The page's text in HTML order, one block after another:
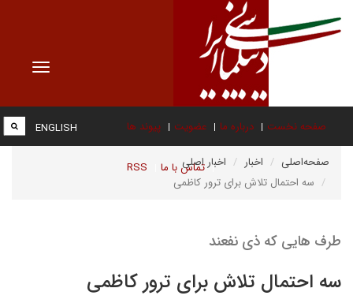
Toggle
صفحه نخست درباره ما عضویت پیوند ها
تماس با ما RSS
ENGLISH
صفحه‌اصلی اخبار
اخبار اصلی
سه احتمال تلاش برای ترور کاظمی
طرف هایی که ذی نفعند
سه احتمال تلاش برای ترور کاظمی